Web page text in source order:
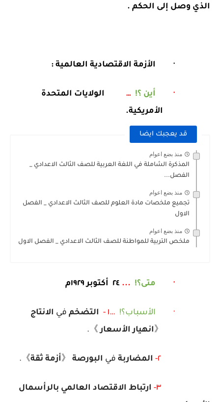
الذي وصل إلى الحكم .
· الأزمة الاقتصادية العالمية :
· أين ؟! …
الولايات المتحدة
الأمريكية.
قد يعجبك ايضا
منذ بضع اعوام
المذكرة الشاملة في اللغة العربية للصف الثالث الاعدادي _
الفصل...
منذ بضع اعوام
تجميع ملخصات مادة العلوم للصف الثالث الاعدادي _ الفصل
الاول
منذ بضع اعوام
ملخص التربية للمواطنة للصف الثالث الاعدادي _ الفصل الاول
· متى؟! ... ٢٤ أكتوبر ١٩٢٩م
· الأسباب؟! …١ - التضخم في الانتاج
《انهيار الأسعار》.
٢- المضاربة في البورصة 《أزمة ثقة》.
٣- ارتباط الاقتصاد العالمي بالرأسمال